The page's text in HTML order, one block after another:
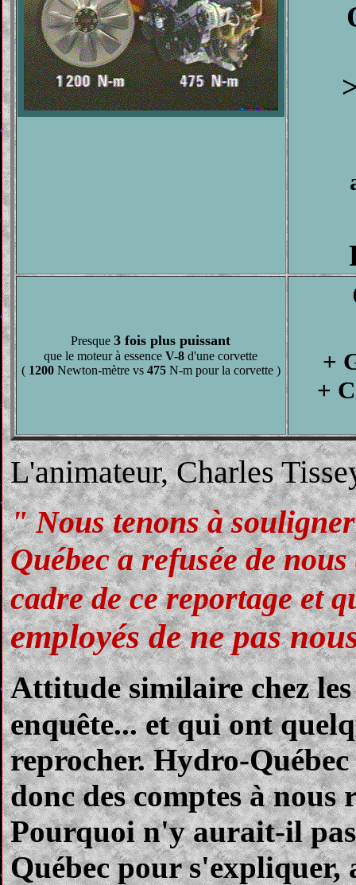
Presque3 fois plus puissant
que le moteur à essenceV-8 d'une corvette
( 1200 Newton-mètre vs 475 N-m pour la corvette )
+
+
L'animateur, Charles
" Nous tenons à
Québec a refusée de
cadre de ce reportage et
employés de ne pas
Attitude similaire chez
enquête... et qui ont
reprocher. Hydro-
donc des comptes à
Pourquoi n'y aurait-il
Québec pour s'expliquer,